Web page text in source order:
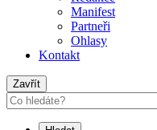
Manifest
Partneři
Ohlasy
Kontakt
Zavřít